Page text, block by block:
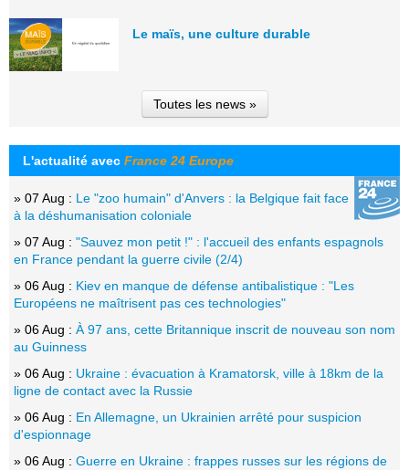
Le maïs, une culture durable
Toutes les news »
L'actualité avec France 24 Europe
» 07 Aug : Le "zoo humain" d'Anvers : la Belgique fait face
à la déshumanisation coloniale
» 07 Aug : "Sauvez mon petit !" : l'accueil des enfants espagnols
en France pendant la guerre civile (2/4)
» 06 Aug : Kiev en manque de défense antibalistique : "Les
Européens ne maîtrisent pas ces technologies"
» 06 Aug : À 97 ans, cette Britannique inscrit de nouveau son nom
au Guinness
» 06 Aug : Ukraine : évacuation à Kramatorsk, ville à 18km de la
ligne de contact avec la Russie
» 06 Aug : En Allemagne, un Ukrainien arrêté pour suspicion
d'espionnage
» 06 Aug : Guerre en Ukraine : frappes russes sur les régions de